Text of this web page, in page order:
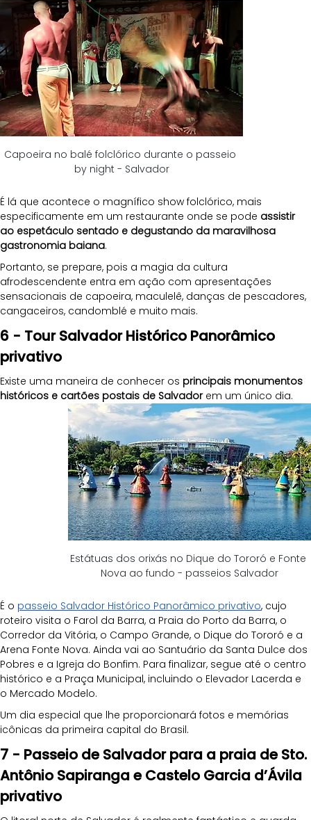
Capoeira no balé folclórico durante o passeio
by night - Salvador
É lá que acontece o magnífico show folclórico, mais
especificamente em um restaurante onde se pode assistir
ao espetáculo sentado e degustando da maravilhosa
gastronomia baiana.
Portanto, se prepare, pois a magia da cultura
afrodescendente entra em ação com apresentações
sensacionais de capoeira, maculelê, danças de pescadores,
cangaceiros, candomblé e muito mais.
6 - Tour Salvador Histórico Panorâmico
privativo
Existe uma maneira de conhecer os principais monumentos
históricos e cartões postais de Salvador em um único dia.
Estátuas dos orixás no Dique do Tororó e Fonte
Nova ao fundo - passeios Salvador
É o passeio Salvador Histórico Panorâmico privativo, cujo
roteiro visita o Farol da Barra, a Praia do Porto da Barra, o
Corredor da Vitória, o Campo Grande, o Dique do Tororó e a
Arena Fonte Nova. Ainda vai ao Santuário da Santa Dulce dos
Pobres e a Igreja do Bonfim. Para finalizar, segue até o centro
histórico e a Praça Municipal, incluindo o Elevador Lacerda e
o Mercado Modelo.
Um dia especial que lhe proporcionará fotos e memórias
icônicas da primeira capital do Brasil.
7 - Passeio de Salvador para a praia de Sto.
Antônio Sapiranga e Castelo Garcia d’Ávila
privativo